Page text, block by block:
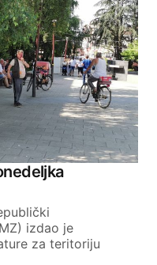
izdao je
za teritoriju